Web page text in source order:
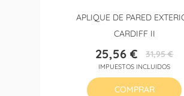
APLIQUE DE PARED
CARDIFF II
Precio
25,56 €Precio
base
31,95 €
IMPUESTOS INCLUIDOS
COMPRAR